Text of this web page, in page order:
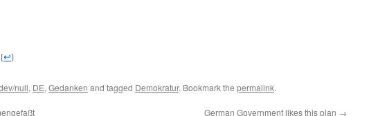
[↩]
null, DE, Gedanken and tagged Demokratur. Bookmark the permalink.
German Government likes this plan →